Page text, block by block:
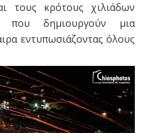
τους κρότους χιλιάδων
που δημιουργούν μια
εντυπωσιάζοντας όλους